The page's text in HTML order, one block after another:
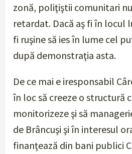
zonă, poliţiştii comunitari
retardat. Dacă aş fi în locul
fi ruşine să ies în lume cel
după demonstraţia asta.
De ce mai e iresponsabil
în loc să creeze o structură
monitorizeze şi să
de Brâncuşi şi în interesul
finanţează din bani publici